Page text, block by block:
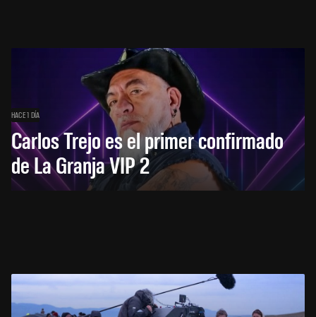
HACE 1 DÍA
Carlos Trejo es el primer confirmado
de La Granja VIP 2